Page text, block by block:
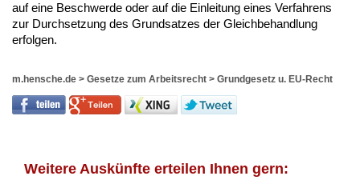
auf eine Beschwerde oder auf die Einleitung eines Verfahrens
zur Durchsetzung des Grundsatzes der Gleichbehandlung
erfolgen.
m.hensche.de > Gesetze zum Arbeitsrecht > Grundgesetz u. EU-Recht
Weitere Auskünfte erteilen Ihnen gern: